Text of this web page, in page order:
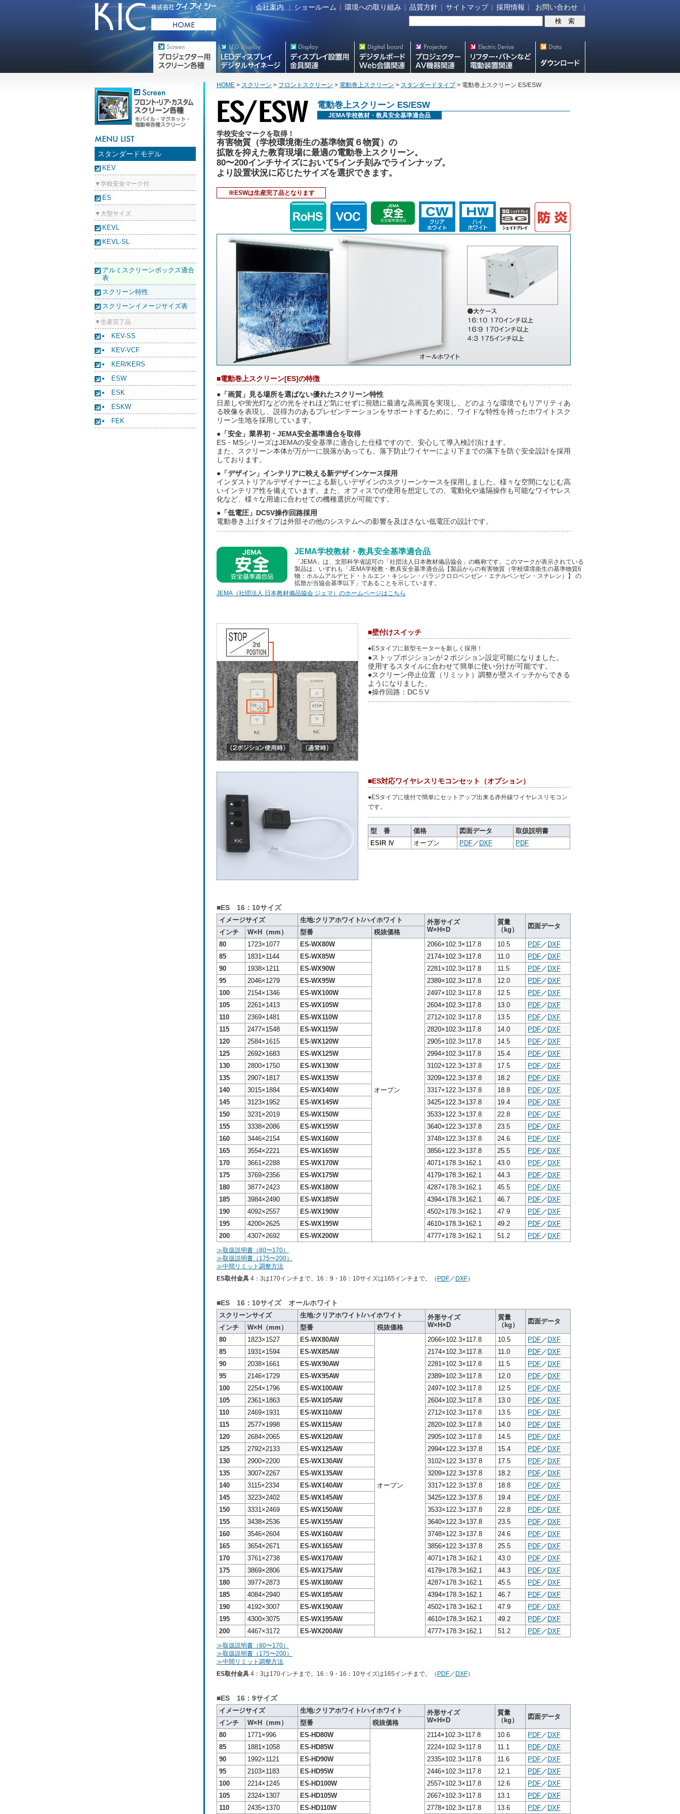
| 会社案内 | ショールーム | 環境への取り組み | 品質方針 | サイトマップ | 採用情報 | お問い合わせ |
器関連製品
置各種
スタンド等図面・取
スタンダードモデル
KEV
▼学校安全マーク付
ES
▼大型サイズ
KEVL
KEVL-SL
アルミスクリーンボックス適合
表
スクリーン特性
スクリーンイメージサイズ表
▼生産完了品
KEV-SS
KEV-VCF
KER/KERS
ESW
ESK
ESKW
FEK
HOME > スクリーン > フロントスクリーン > 電動巻上スクリーン > スタンダードタイプ> 電動巻上スクリーン ES/ESW
電動巻上スクリーン ES/ESW
JEMA学校教材・教具安全基準適合品
学校安全マークを取得！
有害物質（学校環境衛生の基準物質６物質）の
拡散を抑えた教育現場に最適の電動巻上スクリーン。
80〜200インチサイズにおいて5インチ刻みでラインナップ。
より設置状況に応じたサイズを選択できます。
※ESWは生産完了品となります
■電動巻上スクリーン[ES]の特徴
●「画質」見る場所を選ばない優れたスクリーン特性
日差しや蛍光灯などの光をそれほど気にせずに視聴に最適な高画質を実現し、どのような環境でもリアリティあ
る映像を表現し、説得力のあるプレゼンテーションをサポートするために、ワイドな特性を持ったホワイトスク
リーン生地を採用しています。
●「安全」業界初・JEMA安全基準適合を取得
ES・MSシリーズはJEMAの安全基準に適合した仕様ですので、安心して導入検討頂けます。
また、スクリーン本体が万が一に脱落があっても、落下防止ワイヤーにより下までの落下を防ぐ安全設計を採用
しております。
●「デザイン」インテリアに映える新デザインケース採用
インダストリアルデザイナーによる新しいデザインのスクリーンケースを採用しました。様々な空間になじむ高
いインテリア性を備えています。また、オフィスでの使用を想定しての、電動化や遠隔操作も可能なワイヤレス
化など、様々な用途に合わせての機種選択が可能です。
●「低電圧」DC5V操作回路採用
電動巻き上げタイプは外部その他のシステムへの影響を及ぼさない低電圧の設計です。
JEMA学校教材・教具安全基準適合品
「JEMA」は、文部科学省認可の「社団法人日本教材備品協会」の略称です。このマークが表示されている
製品は、いずれも「JEMA学校教・教具安全基準適合品【製品からの有害物質（学校環境衛生の基準物質6
物：ホルムアルデヒド・トルエン・キシレン・パラジクロロベンゼン・エチルベンゼン・スチレン）】 の
拡散が当協会基準以下」であることを示しています。
JEMA（社団法人 日本教材備品協会 ジェマ）のホームページはこちら
■壁付けスイッチ
●ESタイプに新型モーターを新しく採用！
●ストップポジションが２ポジション設定可能になりました。
使用するスタイルに合わせて簡単に使い分けが可能です。
●スクリーン停止位置（リミット）調整が壁スイッチからできる
ようになりました。
●操作回路：DC５V
■ES対応ワイヤレスリモコンセット（オプション）
●ESタイプに後付で簡単にセットアップ出来る赤外線ワイヤレスリモコン
です。
型 番 価格 図面データ
取扱説明書
ESIR Ⅳ
オープン PDF／ DXF PDF
■ES 16：10サイズ
イメージサイズ 生地:クリアホワイト/ハイホワイト
外形サイズ
W×H×D
質量
（kg）
図面データ
インチ
W×H（mm） 型番
税抜価格
80
1723×1077 ES-WX80W
オープン
2066×102.3×117.8 10.5 PDF／ DXF
85
1831×1144 ES-WX85W 2174×102.3×117.8 11.0 PDF／ DXF
90
1938×1211 ES-WX90W 2281×102.3×117.8 11.5 PDF／ DXF
95
2046×1279 ES-WX95W 2389×102.3×117.8 12.0 PDF／ DXF
100
2154×1346 ES-WX100W 2497×102.3×117.8 12.5 PDF／ DXF
105
2261×1413 ES-WX105W 2604×102.3×117.8 13.0 PDF／ DXF
110
2369×1481 ES-WX110W 2712×102.3×117.8 13.5 PDF／ DXF
115
2477×1548 ES-WX115W 2820×102.3×117.8 14.0 PDF／ DXF
120
2584×1615 ES-WX120W 2905×102.3×117.8 14.5 PDF／ DXF
125
2692×1683 ES-WX125W 2994×102.3×117.8 15.4 PDF／ DXF
130
2800×1750 ES-WX130W 3102×122.3×137.8 17.5 PDF／ DXF
135
2907×1817 ES-WX135W 3209×122.3×137.8 18.2 PDF／ DXF
140
3015×1884 ES-WX140W 3317×122.3×137.8 18.8 PDF／ DXF
145
3123×1952 ES-WX145W 3425×122.3×137.8 19.4 PDF／ DXF
150
3231×2019 ES-WX150W 3533×122.3×137.8 22.8 PDF／ DXF
155
3338×2086 ES-WX155W 3640×122.3×137.8 23.5 PDF／ DXF
160
3446×2154 ES-WX160W 3748×122.3×137.8 24.6 PDF／ DXF
165
3554×2221 ES-WX165W 3856×122.3×137.8 25.5 PDF／ DXF
170
3661×2288 ES-WX170W 4071×178.3×162.1 43.0 PDF／ DXF
175
3769×2356 ES-WX175W 4179×178.3×162.1 44.3 PDF／ DXF
180
3877×2423 ES-WX180W 4287×178.3×162.1 45.5 PDF／ DXF
185
3984×2490 ES-WX185W 4394×178.3×162.1 46.7 PDF／ DXF
190
4092×2557 ES-WX190W 4502×178.3×162.1 47.9 PDF／ DXF
195
4200×2625 ES-WX195W 4610×178.3×162.1 49.2 PDF／ DXF
200
4307×2692 ES-WX200W 4777×178.3×162.1 51.2 PDF／ DXF
≫取扱説明書（80〜170）
≫取扱説明書（175〜200）
≫中間リミット調整方法
ES取付金具 4：3は170インチまで。16：9・16：10サイズは165インチまで。（ PDF／ DXF）
■ES 16：10サイズ オールホワイト
スクリーンサイズ 生地:クリアホワイト/ハイホワイト
外形サイズ
W×H×D
質量
（kg）
図面データ
インチ
W×H（mm） 型番
税抜価格
80
1823×1527 ES-WX80AW
オープン
2066×102.3×117.8 10.5 PDF／ DXF
85
1931×1594 ES-WX85AW 2174×102.3×117.8 11.0 PDF／ DXF
90
2038×1661 ES-WX90AW 2281×102.3×117.8 11.5 PDF／ DXF
95
2146×1729 ES-WX95AW 2389×102.3×117.8 12.0 PDF／ DXF
100
2254×1796 ES-WX100AW 2497×102.3×117.8 12.5 PDF／ DXF
105
2361×1863 ES-WX105AW 2604×102.3×117.8 13.0 PDF／ DXF
110
2469×1931 ES-WX110AW 2712×102.3×117.8 13.5 PDF／ DXF
115
2577×1998 ES-WX115AW 2820×102.3×117.8 14.0 PDF／ DXF
120
2684×2065 ES-WX120AW 2905×102.3×117.8 14.5 PDF／ DXF
125
2792×2133 ES-WX125AW 2994×122.3×137.8 15.4 PDF／ DXF
130
2900×2200 ES-WX130AW 3102×122.3×137.8 17.5 PDF／ DXF
135
3007×2267 ES-WX135AW 3209×122.3×137.8 18.2 PDF／ DXF
140
3115×2334 ES-WX140AW 3317×122.3×137.8 18.8 PDF／ DXF
145
3223×2402 ES-WX145AW 3425×122.3×137.8 19.4 PDF／ DXF
150
3331×2469 ES-WX150AW 3533×122.3×137.8 22.8 PDF／ DXF
155
3438×2536 ES-WX155AW 3640×122.3×137.8 23.5 PDF／ DXF
160
3546×2604 ES-WX160AW 3748×122.3×137.8 24.6 PDF／ DXF
165
3654×2671 ES-WX165AW 3856×122.3×137.8 25.5 PDF／ DXF
170
3761×2738 ES-WX170AW 4071×178.3×162.1 43.0 PDF／ DXF
175
3869×2806 ES-WX175AW 4179×178.3×162.1 44.3 PDF／ DXF
180
3977×2873 ES-WX180AW 4287×178.3×162.1 45.5 PDF／ DXF
185
4084×2940 ES-WX185AW 4394×178.3×162.1 46.7 PDF／ DXF
190
4192×3007 ES-WX190AW 4502×178.3×162.1 47.9 PDF／ DXF
195
4300×3075 ES-WX195AW 4610×178.3×162.1 49.2 PDF／ DXF
200
4467×3172 ES-WX200AW 4777×178.3×162.1 51.2 PDF／ DXF
≫取扱説明書（80〜170）
≫取扱説明書（175〜200）
≫中間リミット調整方法
ES取付金具 4：3は170インチまで。16：9・16：10サイズは165インチまで。（ PDF／ DXF）
■ES 16：9サイズ
イメージサイズ 生地:クリアホワイト/ハイホワイト
外形サイズ
W×H×D
質量
（kg）
図面データ
インチ
W×H（mm） 型番
税抜価格
80
1771×996 ES-HD80W 2114×102.3×117.8 10.6 PDF／ DXF
85
1881×1058 ES-HD85W 2224×102.3×117.8 11.1 PDF／ DXF
90
1992×1121 ES-HD90W 2335×102.3×117.8 11.6 PDF／ DXF
95
2103×1183 ES-HD95W 2446×102.3×117.8 12.1 PDF／ DXF
100
2214×1245 ES-HD100W 2557×102.3×117.8 12.6 PDF／ DXF
105
2324×1307 ES-HD105W 2667×102.3×117.8 13.1 PDF／ DXF
110
2435×1370 ES-HD110W 2778×102.3×117.8 13.6 PDF／ DXF